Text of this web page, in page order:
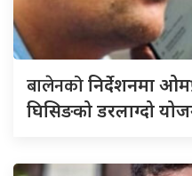
बालेनकोनिर्देशनमा
घिसिङको डरलाग्दो